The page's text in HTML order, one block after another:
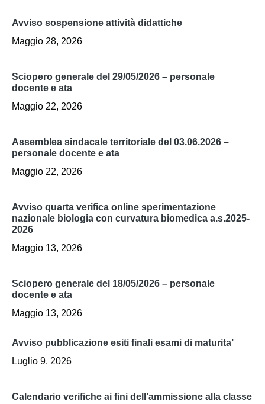
avviso sospensione attività didattiche
Maggio 28, 2026
sciopero generale del 29/05/2026 – personale
docente e ata
Maggio 22, 2026
assemblea sindacale territoriale del 03.06.2026 –
personale docente e ata
Maggio 22, 2026
avviso quarta verifica online sperimentazione
nazionale biologia con curvatura biomedica a.s.2025-
2026
Maggio 13, 2026
sciopero generale del 18/05/2026 – personale
docente e ata
Maggio 13, 2026
avviso pubblicazione esiti finali esami di maturita’
Luglio 9, 2026
calendario verifiche ai fini dell’ammissione alla classe